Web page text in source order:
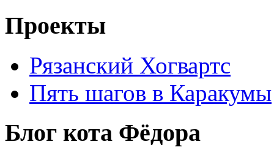
Проекты
Рязанский Хогвартс
Пять шагов в Каракумы
Блог кота Фёдора